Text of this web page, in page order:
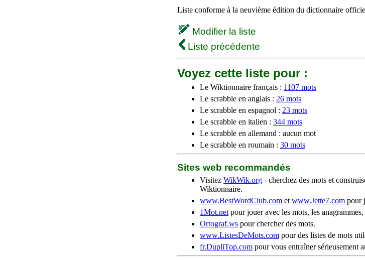
Liste conforme à la neuvième édition du dictionnaire
Modifier la liste
Liste précédente
Voyez cette liste pour :
Le Wiktionnaire français : 1107 mots
Le scrabble en anglais : 26 mots
Le scrabble en espagnol : 23 mots
Le scrabble en italien : 344 mots
Le scrabble en allemand : aucun mot
Le scrabble en roumain : 30 mots
Sites web recommandés
Visitez WikWik.org - cherchez des mots et
Wiktionnaire.
www.BestWordClub.com et www.Jette7.com pour
1Mot.net pour jouer avec les mots, les
Ortograf.ws pour chercher des mots.
www.ListesDeMots.com pour des listes de mots
fr.DupliTop.com pour vous entraîner sérieusement